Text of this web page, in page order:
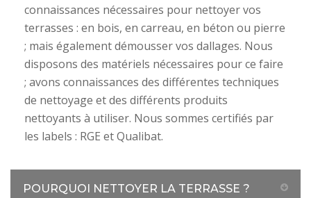
connaissances nécessaires pour nettoyer vos
terrasses : en bois, en carreau, en béton ou pierre
; mais également démousser vos dallages. Nous
disposons des matériels nécessaires pour ce faire
; avons connaissances des différentes techniques
de nettoyage et des différents produits
nettoyants à utiliser. Nous sommes certifiés par
les labels : RGE et Qualibat.
POURQUOI NETTOYER LA TERRASSE ?